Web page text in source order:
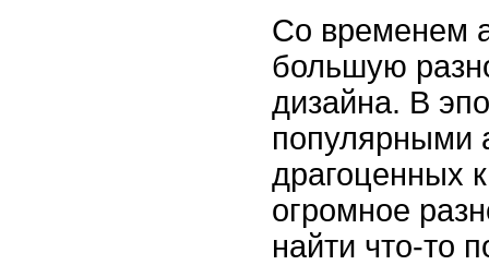
Со временем
большую
дизайна. В
популярными
драгоценных
огромное
найти что-то